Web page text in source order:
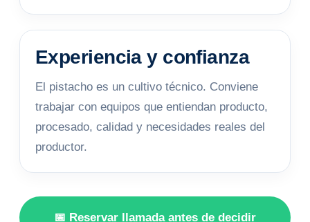
Experiencia y confianza
El pistacho es un cultivo técnico. Conviene
trabajar con equipos que entiendan producto,
procesado, calidad y necesidades reales del
productor.
📅 Reservar llamada antes de decidir